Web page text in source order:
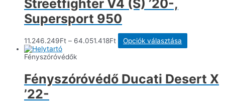
Streetfighter V4 (S) ’20-,
Supersport 950
11.246.249Ft – 64.051.418Ft Opciók választása
a
variációja
van.
Fényszóróvédők
Fényszóróvédő Ducati Desert X
’22-